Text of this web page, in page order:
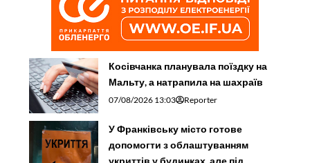
Косівчанка планувала поїздку на
Мальту, а натрапила на шахраїв
07/08/2026 13:03 Reporter
У Франківську місто готове
допомогти з облаштуванням